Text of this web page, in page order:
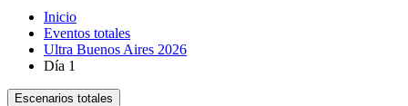
Inicio
Eventos totales
Ultra Buenos Aires 2026
Día 1
Escenarios totales